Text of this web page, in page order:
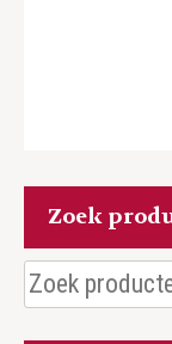
Zoek
Zoeken
naar: